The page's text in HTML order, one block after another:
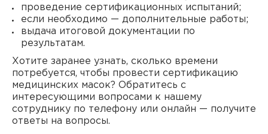
проведение сертификационных испытаний;
если необходимо — дополнительные работы;
выдача итоговой документации по
результатам.
Хотите заранее узнать, сколько времени
потребуется, чтобы провести сертификацию
медицинских масок? Обратитесь с
интересующими вопросами к нашему
сотруднику по телефону или онлайн — получите
ответы на вопросы.